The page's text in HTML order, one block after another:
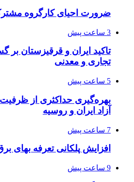
ضرورت احیای کارگروه
3 ساعت پیش
تاکید ایران و قرقیزستان
تجاری و معدنی
5 ساعت پیش
بهره‌گیری حداکثری از
آزاد ایران و روسیه
7 ساعت پیش
افزایش پلکانی تعرفه بهای
9 ساعت پیش